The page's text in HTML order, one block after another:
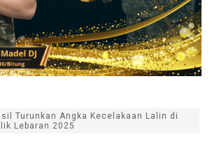
Turunkan Angka Kecelakaan Lalin di
Lebaran 2025